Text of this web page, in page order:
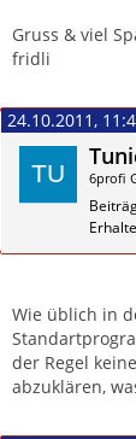
Gruss & viel
fridli
24.10.2011,
6profi
Wie üblich in
der Regel
abzuklären,